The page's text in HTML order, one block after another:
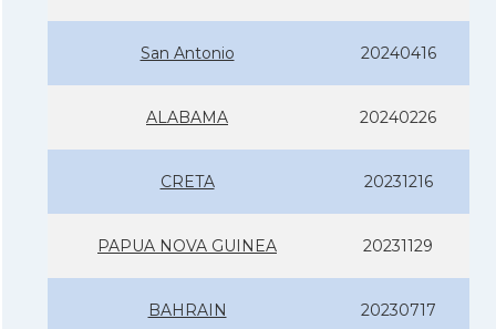
San Antonio 20240416
ALABAMA 20240226
CRETA 20231216
PAPUA NOVA GUINEA 20231129
BAHRAIN 20230717